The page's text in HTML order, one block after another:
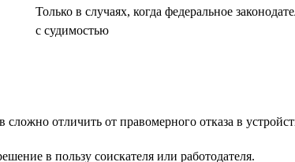
Только в случаях, когда федеральное
с судимостью
отличить от правомерного отказа в
в пользу соискателя или работодателя.